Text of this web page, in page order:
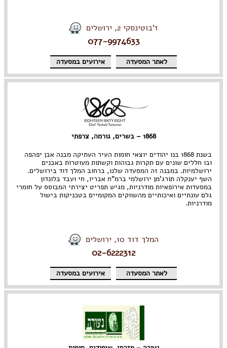
ז'בוטינסקי 2, ירושלים
077-9974633
לאתר המסעדה אירועים במסעדה
1868 – בשרים, גורמה, צרפתי
בשנת 1868 בנו יהודים יוצאי חומות העיר העתיקה מבנה אבן יפהפה
ובו חללים שונים עם תקרות גבוהות וקשתות מעוטרות באבנים
ירושלמיות. במבנה זה המסעדה שלנו, ברחוב המלך דוד בירושלים.
השף יענקלה תורג'מן ירושלמי ברמ"ח אבריו, חי ועבד בלונדון
במסעדות אירופאיות מודרניות, מגיש תפריט יצירתי המבוסס על חומרי
גלם עונתיים ואיכותיים מהשווקים המקומיים בטכניקות בישול
מודרניות.
המלך דוד 10, ירושלים
02-6222312
לאתר המסעדה אירועים במסעדה